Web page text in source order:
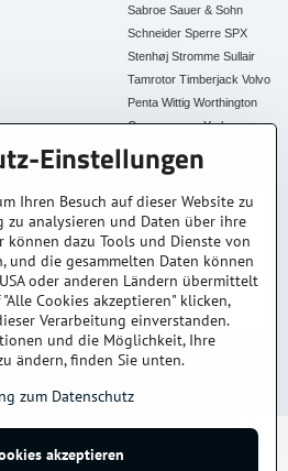
Sabroe Sauer & Sohn
Schneider Sperre SPX
Stenhøj Stromme Sullair
Tamrotor Timberjack Volvo
Penta Wittig Worthington
Creyssensac York
Alle Ersatzteile
Lagerware
Versand AT &
DE
Original & Kompatibel
Ersatzteile aller Marken
Fachberatung
Persönlich & kompetent
LieferungKontakt / Anfrage
Urheberrecht
Einstellungen
Ihren Besuch auf dieser Website zu
zu analysieren und Daten über ihre
können dazu Tools und Dienste von
und die gesammelten Daten können
oder anderen Ländern übermittelt
Cookies akzeptieren" klicken,
Verarbeitung einverstanden.
und die Möglichkeit, Ihre
ändern, finden Sie unten.
zum Datenschutz
akzeptieren